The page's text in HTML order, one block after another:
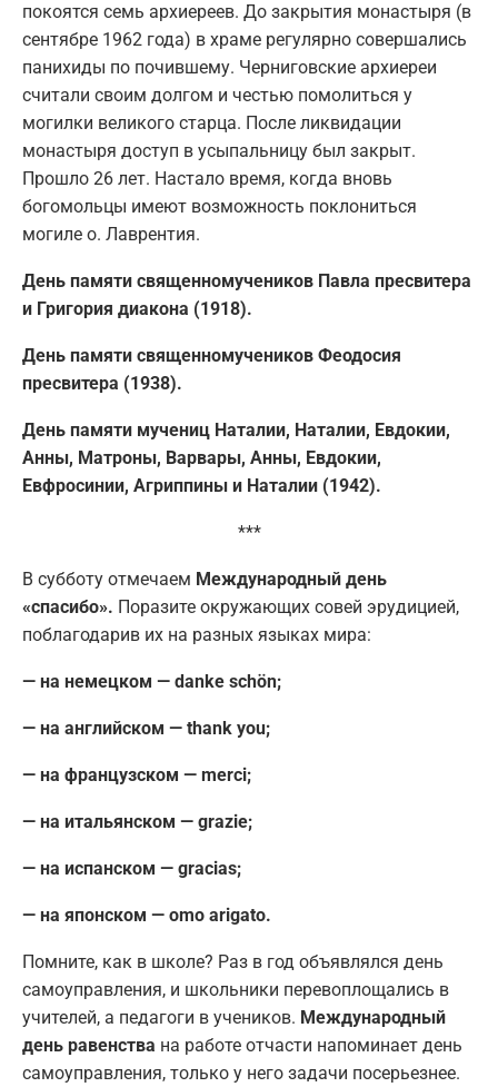
покоятся семь архиереев. До закрытия монастыря (в
сентябре 1962 года) в храме регулярно совершались
панихиды по почившему. Черниговские архиереи
считали своим долгом и честью помолиться у
могилки великого старца. После ликвидации
монастыря доступ в усыпальницу был закрыт.
Прошло 26 лет. Настало время, когда вновь
богомольцы имеют возможность поклониться
могиле о. Лаврентия.
День памяти священномучеников Павла пресвитера
и Григория диакона (1918).
День памяти священномучеников Феодосия
пресвитера (1938).
День памяти мучениц Наталии, Наталии, Евдокии,
Анны, Матроны, Варвары, Анны, Евдокии,
Евфросинии, Агриппины и Наталии (1942).
***
В субботу отмечаем Международный день
«спасибо». Поразите окружающих совей эрудицией,
поблагодарив их на разных языках мира:
— на немецком — dankе schön;
— на английском — thank you;
— на французском — merci;
— на итальянском — grazie;
— на испанском — gracias;
— на японском — omo arigato.
Помните, как в школе? Раз в год объявлялся день
самоуправления, и школьники перевоплощались в
учителей, а педагоги в учеников. Международный
день равенства на работе отчасти напоминает день
самоуправления, только у него задачи посерьезнее.